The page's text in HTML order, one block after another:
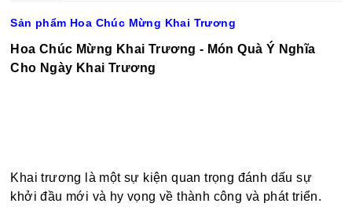
Sản phẩm Hoa Chúc Mừng Khai Trương
Hoa Chúc Mừng Khai Trương - Món Quà Ý Nghĩa
Cho Ngày Khai Trương
Khai trương là một sự kiện quan trọng đánh dấu sự
khởi đầu mới và hy vọng về thành công và phát triển.